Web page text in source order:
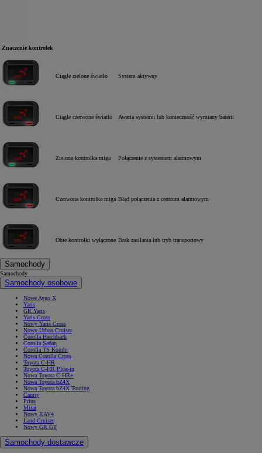
Znaczenie kontrolek
Ciągłe zielone światło System aktywny
Ciągłe czerwone światło Awaria systemu lub konieczność wymiany baterii
Zielona kontrolka miga Połączenie z systemem alarmowym
Czerwona kontrolka miga Błąd połączenia z centrum alarmowym
Obie kontrolki wyłączone Brak zasilania lub tryb transportowy
Samochody
Samochody
Samochody osobowe
Nowe Aygo X
Yaris
GR Yaris
Yaris Cross
Nowy Yaris Cross
Nowy Urban Cruiser
Corolla Hatchback
Corolla Sedan
Corolla TS Kombi
Nowa Corolla Cross
Toyota C-HR
Toyota C-HR Plug-in
Nowa Toyota C-HR+
Nowa Toyota bZ4X
Nowa Toyota bZ4X Touring
Camry
Prius
Mirai
Nowy RAV4
Land Cruiser
Nowy GR GT
Samochody dostawcze